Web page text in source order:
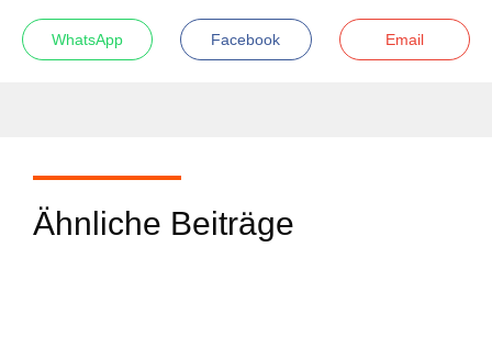
WhatsApp Facebook Email
Ähnliche Beiträge